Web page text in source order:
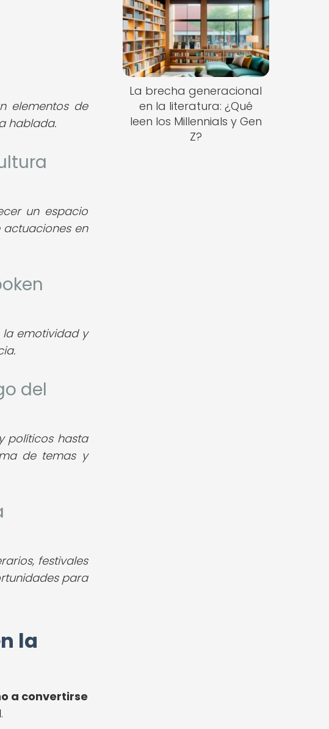
elementos de
hablada.
un espacio
en
emotividad y
del
políticos hasta
de temas y
festivales
para
la
a convertirse
.
La brecha generacional
en la literatura: ¿Qué
leen los Millennials y Gen
Z?